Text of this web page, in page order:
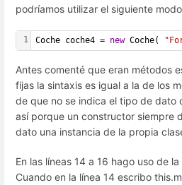
podríamos utilizar el siguiente
1 Coche coche4 = new Coche(
Antes comenté que eran métodos
fijas la sintaxis es igual a la de los
de que no se indica el tipo de dato
así porque un constructor siempre
dato una instancia de la propia
En las líneas 14 a 16 hago uso de
Cuando en la línea 14 escribo